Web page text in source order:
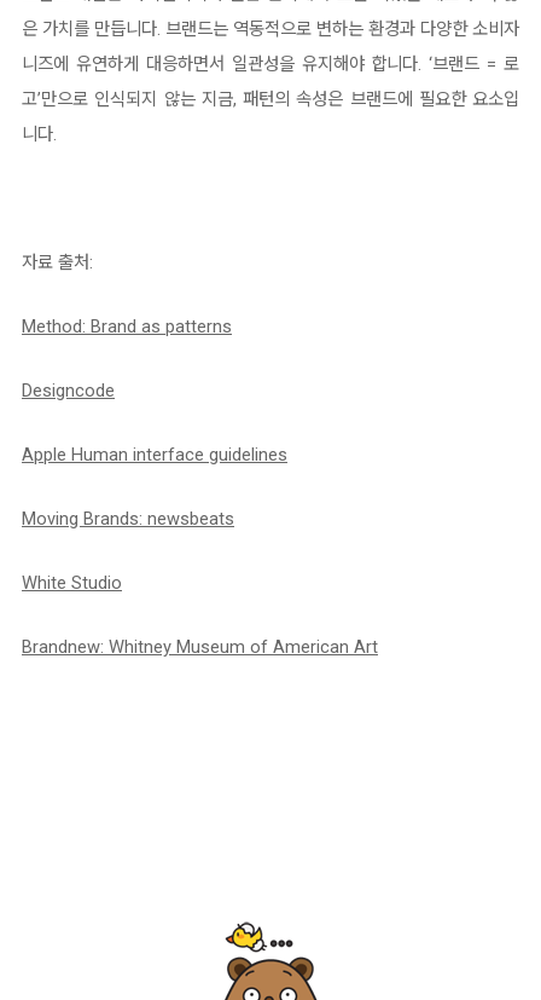
은 가치를 만듭니다. 브랜드는 역동적으로 변하는 환경과 다양한 소비자
니즈에 유연하게 대응하면서 일관성을 유지해야 합니다. ‘브랜드 = 로
고’만으로 인식되지 않는 지금, 패턴의 속성은 브랜드에 필요한 요소입
니다.
자료 출처:
Method: Brand as patterns
Designcode
Apple Human interface guidelines
Moving Brands: newsbeats
White Studio
Brandnew: Whitney Museum of American Art